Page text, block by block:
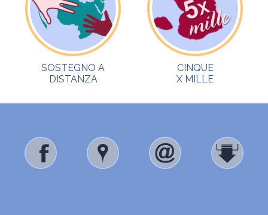
SOSTEGNO A
DISTANZA
CINQUE
X MILLE